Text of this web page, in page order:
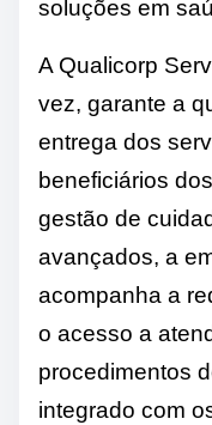
soluções em
A Qualicorp
vez, garante a
entrega dos
beneficiários
gestão de
avançados, a
acompanha a
o acesso a
procedimentos
integrado com